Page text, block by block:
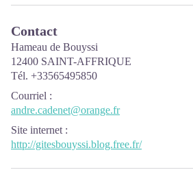
Contact
Hameau de Bouyssi
12400 SAINT-AFFRIQUE
Tél. +33565495850
Courriel :
andre.cadenet@orange.fr
Site internet :
http://gitesbouyssi.blog.free.fr/